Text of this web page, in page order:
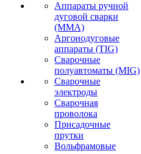
Аппараты ручной
дуговой сварки
(MMA)
Аргонодуговые
аппараты (TIG)
Сварочные
полуавтоматы (MIG)
Сварочные
электроды
Сварочная
проволока
Присадочные
прутки
Вольфрамовые